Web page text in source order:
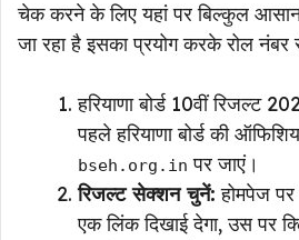
चेक करने के लिए यहां पर बिल्कुल
जा रहा है इसका प्रयोग करके रोल
हरियाणा बोर्ड 10वीं
पहले हरियाणा बोर्ड की
bseh.org.in पर जाएं।
रिजल्ट सेक्शन चुनें: होमपेज
एक लिंक दिखाई देगा, उस पर